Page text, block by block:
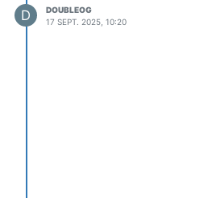
D
DOUBLEOG
17 SEPT. 2025, 10:20